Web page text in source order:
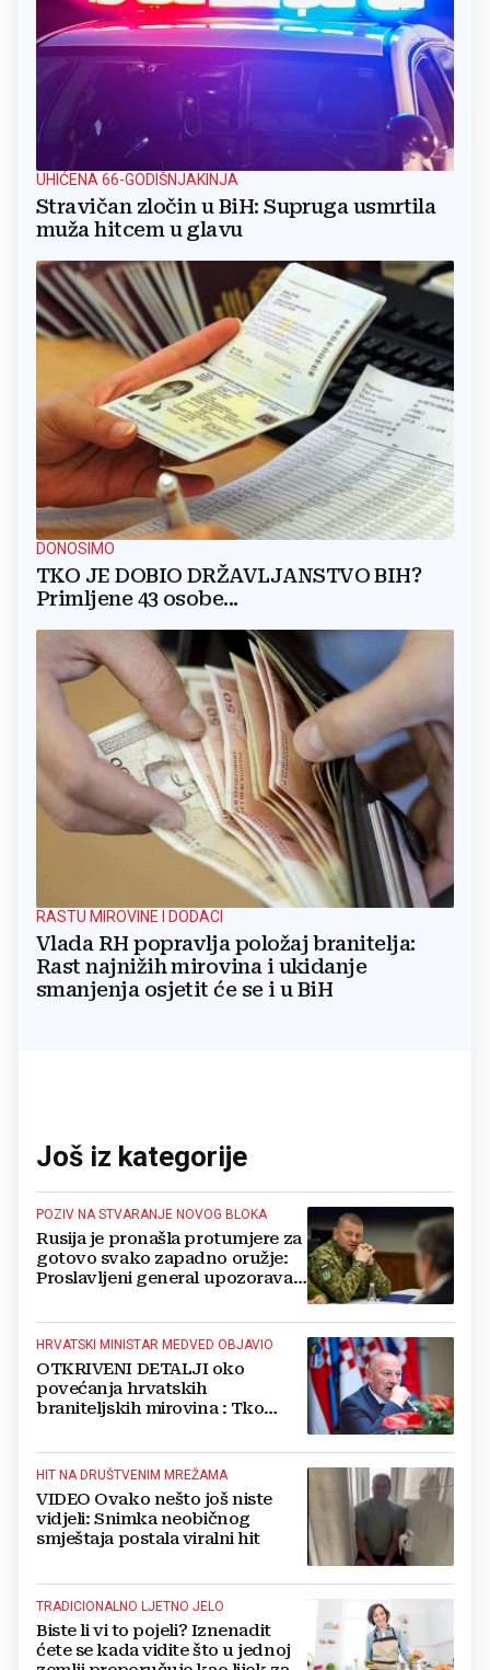
UHIĆENA 66-GODIŠNJAKINJA
Stravičan zločin u BiH: Supruga usmrtila
muža hitcem u glavu
DONOSIMO
TKO JE DOBIO DRŽAVLJANSTVO BIH?
Primljene 43 osobe...
RASTU MIROVINE I DODACI
Vlada RH popravlja položaj branitelja:
Rast najnižih mirovina i ukidanje
smanjenja osjetit će se i u BiH
Još iz kategorije
POZIV NA STVARANJE NOVOG BLOKA
Rusija je pronašla protumjere za
gotovo svako zapadno oružje:
Proslavljeni general upozorava
HRVATSKI MINISTAR MEDVED OBJAVIO
OTKRIVENI DETALJI oko
povećanja hrvatskih
braniteljskih mirovina : Tko
HIT NA DRUŠTVENIM MREŽAMA
VIDEO Ovako nešto još niste
vidjeli: Snimka neobičnog
smještaja postala viralni hit
TRADICIONALNO LJETNO JELO
Biste li vi to pojeli? Iznenadit
ćete se kada vidite što u jednoj